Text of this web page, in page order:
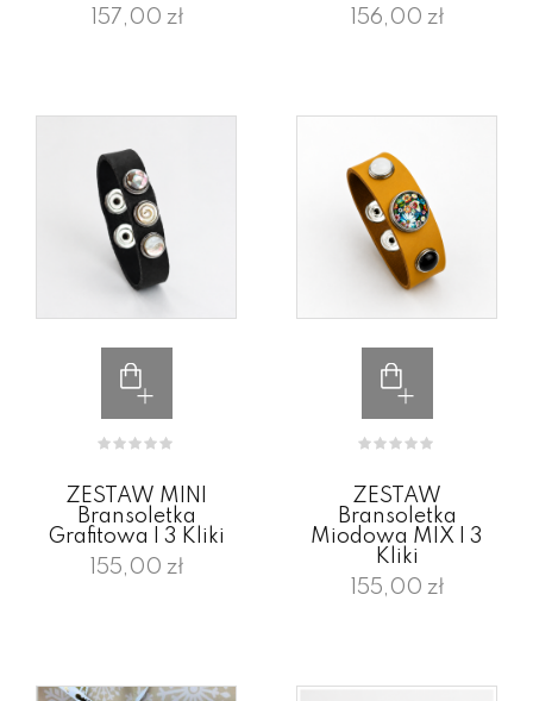
157,00 zł
156,00 zł
ZESTAW MINI
Bransoletka
Grafitowa I 3 Kliki
155,00 zł
ZESTAW
Bransoletka
Miodowa MIX I 3
Kliki
155,00 zł